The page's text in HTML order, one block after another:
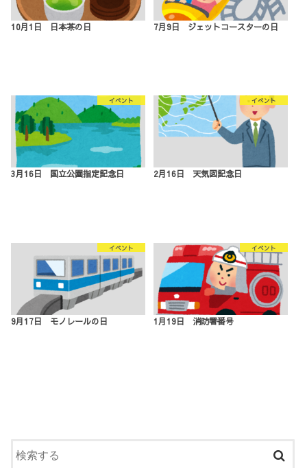
10月1日 日本茶の日 7月9日 ジェットコースターの日
イベント
3月16日 国立公園指定記念日
イベント
2月16日 天気図記念日
イベント
9月17日 モノレールの日
イベント
1月19日 消防署番号